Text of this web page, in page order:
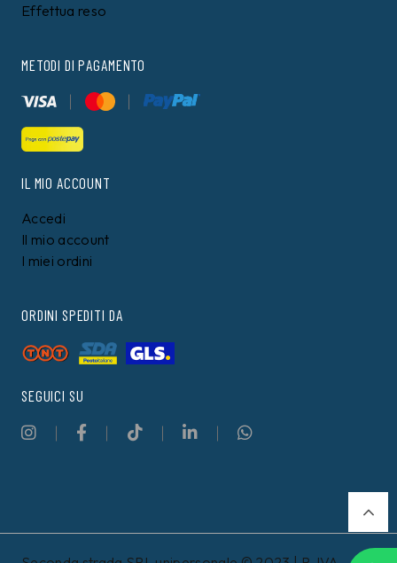
Effettua reso
METODI DI PAGAMENTO
IL MIO ACCOUNT
Accedi
Il mio account
I miei ordini
ORDINI SPEDITI DA
SEGUICI SU